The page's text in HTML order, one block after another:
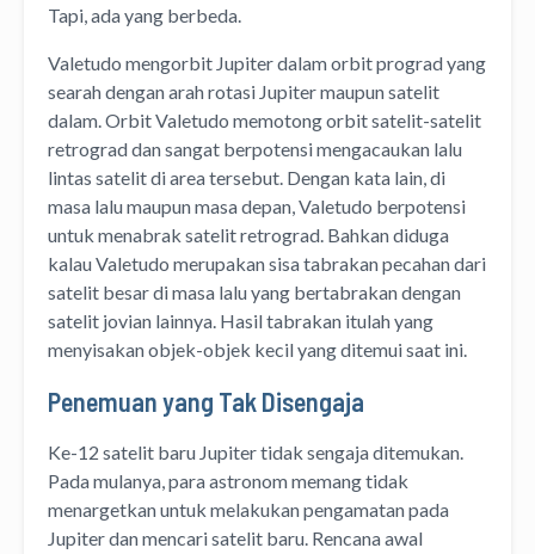
Tapi, ada yang berbeda.
Valetudo mengorbit Jupiter dalam orbit prograd yang
searah dengan arah rotasi Jupiter maupun satelit
dalam. Orbit Valetudo memotong orbit satelit-satelit
retrograd dan sangat berpotensi mengacaukan lalu
lintas satelit di area tersebut. Dengan kata lain, di
masa lalu maupun masa depan, Valetudo berpotensi
untuk menabrak satelit retrograd. Bahkan diduga
kalau Valetudo merupakan sisa tabrakan pecahan dari
satelit besar di masa lalu yang bertabrakan dengan
satelit jovian lainnya. Hasil tabrakan itulah yang
menyisakan objek-objek kecil yang ditemui saat ini.
Penemuan yang Tak Disengaja
Ke-12 satelit baru Jupiter tidak sengaja ditemukan.
Pada mulanya, para astronom memang tidak
menargetkan untuk melakukan pengamatan pada
Jupiter dan mencari satelit baru. Rencana awal